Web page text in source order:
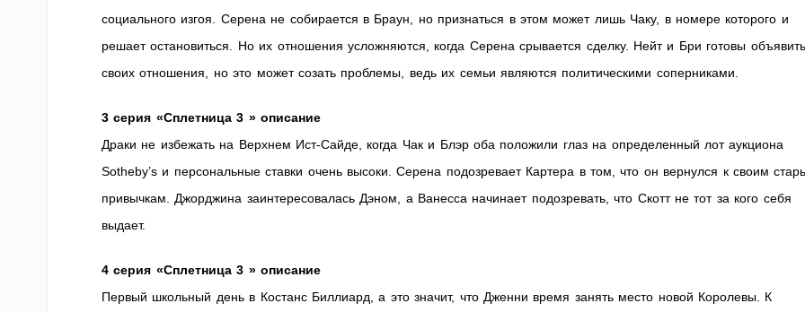
социального изгоя. Серена не собирается в Браун, но признаться в этом может лишь Чаку, в номере которого и
решает остановиться. Но их отношения усложняются, когда Серена срывается сделку. Нейт и Бри готовы
своих отношения, но это может созать проблемы, ведь их семьи являются политическими соперниками.
3 серия «Сплетница 3 » описание
Драки не избежать на Верхнем Ист-Сайде, когда Чак и Блэр оба положили глаз на определенный лот аукциона
Sotheby’s и персональные ставки очень высоки. Серена подозревает Картера в том, что он вернулся к своим
привычкам. Джорджина заинтересовалась Дэном, а Ванесса начинает подозревать, что Скотт не тот за кого себя
выдает.
4 серия «Сплетница 3 » описание
Первый школьный день в Костанс Биллиард, а это значит, что Дженни время занять место новой Королевы. К